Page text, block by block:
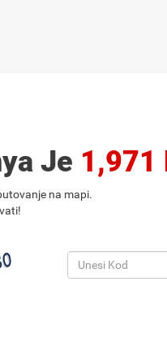
Je 1,971
na mapi.